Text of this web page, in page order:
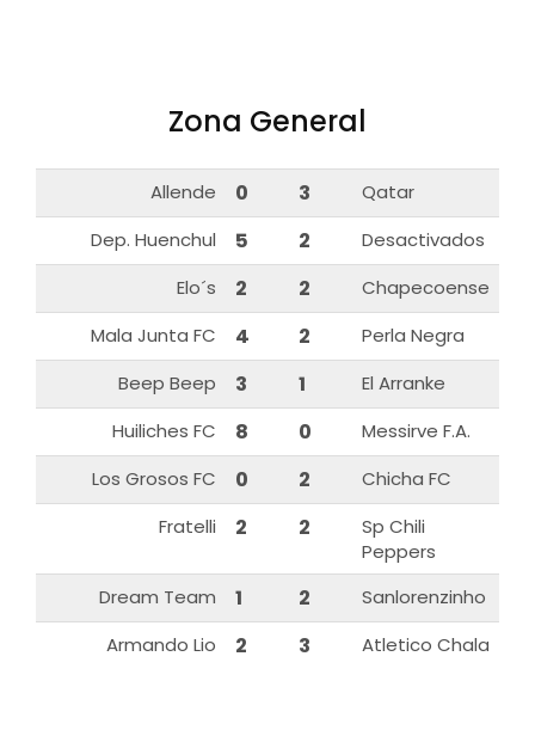
Zona General
Allende 0 3
Qatar
Dep. Huenchul
5 2
Desactivados
Elo´s
2 2
Chapecoense
Mala Junta FC
4 2
Perla Negra
Beep Beep
3 1
El Arranke
Huiliches FC
8 0
Messirve F.A.
Los Grosos FC
0 2
Chicha FC
Fratelli
2 2
Sp Chili
Peppers
Dream Team
1 2
Sanlorenzinho
Armando Lio
2 3 Atletico Chala